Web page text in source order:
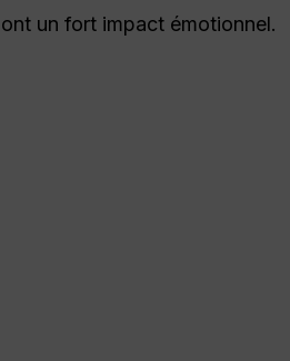
un fort impact émotionnel.